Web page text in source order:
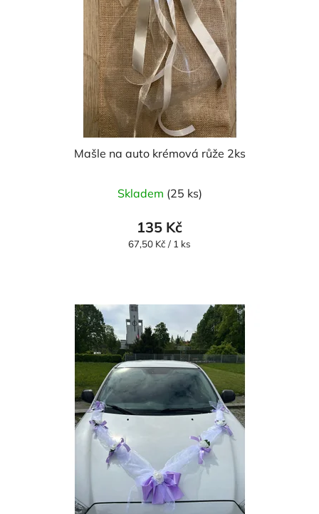
Mašle na auto krémová růže 2ks
Skladem (25 ks)
135 Kč
Měrná
67,50 Kč / 1 ks